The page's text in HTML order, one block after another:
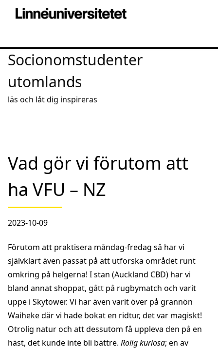
Socionomstudenter
utomlands
läs och låt dig inspireras
Vad gör vi förutom att
ha VFU – NZ
2023-10-09
Förutom att praktisera måndag-fredag så har vi
självklart även passat på att utforska området runt
omkring på helgerna! I stan (Auckland CBD) har vi
bland annat shoppat, gått på rugbymatch och varit
uppe i Skytower. Vi har även varit över på grannön
Waiheke där vi hade bokat en ridtur, det var magiskt!
Otrolig natur och att dessutom få uppleva den på en
häst, det kunde inte bli bättre. Rolig kuriosa; en av